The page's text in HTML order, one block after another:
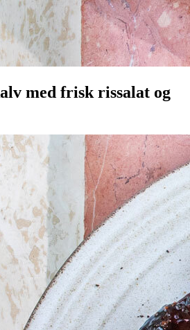
med frisk rissalat og